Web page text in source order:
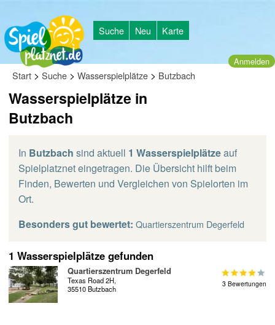
Suche Neu Karte
Anmelden
Start > Suche > Wasserspielplätze > Butzbach
Wasserspielplätze in
Butzbach
In Butzbach sind aktuell 1 Wasserspielplätzeauf
Spielplatznet eingetragen. Die Übersicht hilft beim
Finden, Bewerten und Vergleichen von Spielorten im
Ort.
Besonders gut bewertet: Quartierszentrum Degerfeld
1 Wasserspielplätze gefunden
Quartierszentrum Degerfeld
Texas Road 2H,
35510 Butzbach
3 Bewertungen